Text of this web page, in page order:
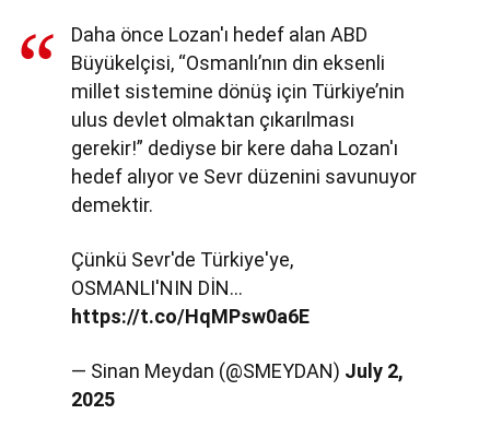
Daha önce Lozan'ı hedef alan ABD
Büyükelçisi, “Osmanlı’nın din eksenli
millet sistemine dönüş için Türkiye’nin
ulus devlet olmaktan çıkarılması
gerekir!” dediyse bir kere daha Lozan'ı
hedef alıyor ve Sevr düzenini savunuyor
demektir.
Çünkü Sevr'de Türkiye'ye,
OSMANLI'NIN DİN…
https://t.co/HqMPsw0a6E
— Sinan Meydan (@SMEYDAN) July 2,
2025